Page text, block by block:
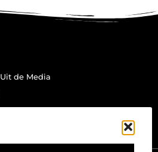
Uit de Media